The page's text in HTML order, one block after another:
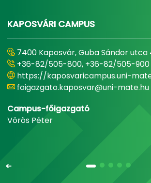
KAPOSVÁRI CAMPUS
7400 Kaposvár, Guba Sándor utca
+36-82/505-800, +36-82/505-900
https://kaposvaricampus.uni-
foigazgato.kaposvar@uni-mate.hu
Campus-főigazgató
Vörös Péter